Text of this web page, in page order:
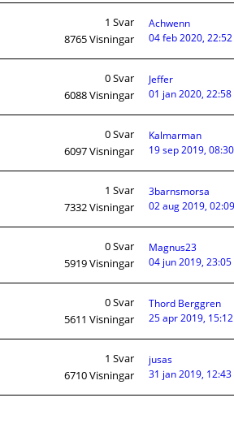
1 Svar
8765Visningar
Achwenn
04 feb 2020, 22:52
0Svar
6088Visningar
Jeffer
01 jan 2020, 22:58
0Svar
6097Visningar
Kalmarman
19 sep 2019, 08:30
1 Svar
7332Visningar
3barnsmorsa
02 aug 2019, 02:09
0Svar
5919Visningar
Magnus23
04 jun 2019, 23:05
0Svar
5611 Visningar
Thord Berggren
25 apr 2019, 15:12
1 Svar
6710Visningar
jusas
31 jan 2019, 12:43